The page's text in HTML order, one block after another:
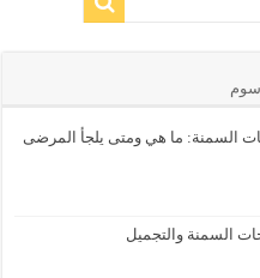
السمنة: ما هي ومتى يلجأ المرضى
السمنة والتجميل